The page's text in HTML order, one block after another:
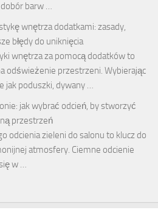
dobór barw …
wnętrza dodatkami: zasady,
błędy do uniknięcia
wnętrza za pomocą dodatków to
odświeżenie przestrzeni. Wybierając
jak poduszki, dywany …
jak wybrać odcień, by stworzyć
przestrzeń
odcienia zieleni do salonu to klucz do
atmosfery. Ciemne odcienie
w …